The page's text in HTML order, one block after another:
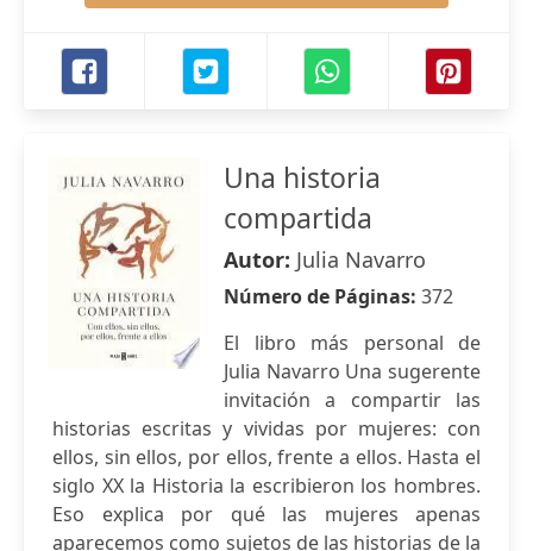
Una historia
compartida
Autor: Julia Navarro
Número de Páginas: 372
El libro más personal de
Julia Navarro Una sugerente
invitación a compartir las
historias escritas y vividas por mujeres: con
ellos, sin ellos, por ellos, frente a ellos. Hasta el
siglo XX la Historia la escribieron los hombres.
Eso explica por qué las mujeres apenas
aparecemos como sujetos de las historias de la